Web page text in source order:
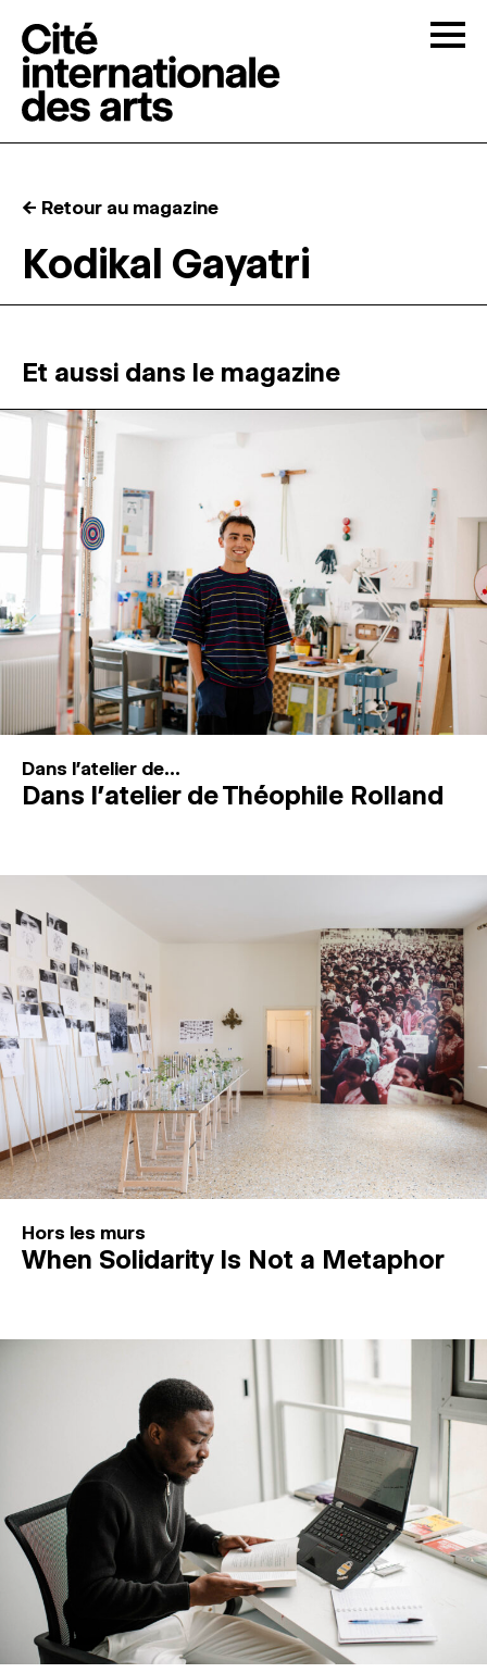
RÉSIDENCES ↓
ATELIERS OUVERTS
PROGRAMMATION
MAGAZINE
ESPACES DE PRATIQUE ARTISTIQUE ↓
Recherche
Connexion
← Retour au magazine
Kodikal Gayatri
Et aussi dans le magazine
Dans l'atelier de...
Dans l’atelier de Théophile Rolland
Hors les murs
When Solidarity Is Not a Metaphor